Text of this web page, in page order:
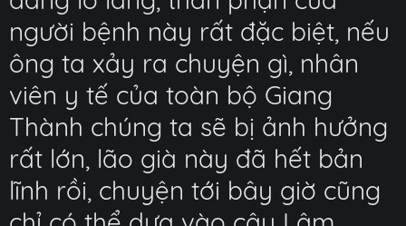
người bệnh này rất đặc biệt, nếu
ông ta xảy ra chuyện gì, nhân
viên y tế của toàn bộ Giang
Thành chúng ta sẽ bị ảnh hưởng
rất lớn, lão già này đã hết bản
lĩnh rồi, chuyện tới bây giờ cũng